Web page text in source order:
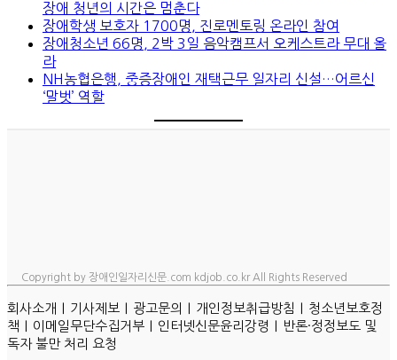
장애 청년의 시간은 멈춘다
장애학생 보호자 1700명, 진로멘토링 온라인 참여
장애청소년 66명, 2박 3일 음악캠프서 오케스트라 무대 올
라
NH농협은행, 중증장애인 재택근무 일자리 신설…어르신
‘말벗’ 역할
Copyright by 장애인일자리신문.com kdjob.co.kr All Rights Reserved
회사소개 ㅣ 기사제보 ㅣ 광고문의 ㅣ 개인정보취급방침 ㅣ 청소년보호정
책 ㅣ 이메일무단수집거부 ㅣ 인터넷신문윤리강령 ㅣ 반론·정정보도 및
독자 불만 처리 요청